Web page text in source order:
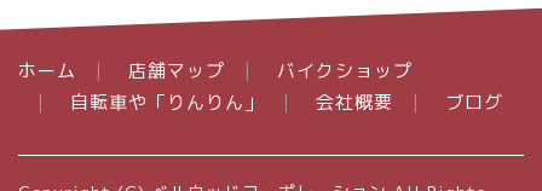
ホーム 店舗マップ
バイクショップ
自転車や「りんりん」
会社概要 ブログ